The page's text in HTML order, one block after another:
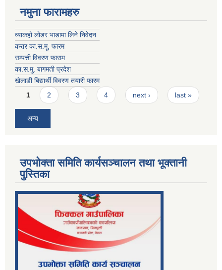
नमुना फारामहरु
व्याकहो लोडर भाडामा लिने निवेदन
करार का.स.मू. फारम
सम्पत्ती विवरण फाराम
का.स.मु. बागमती प्रदेश
खेलाडी बिद्यार्थी विवरण तयारी फारम
Pages
1 2 3 4 next › last »
अन्य
उपभोक्ता समिति कार्यसञ्चालन तथा भूक्तानी
पु्स्तिका